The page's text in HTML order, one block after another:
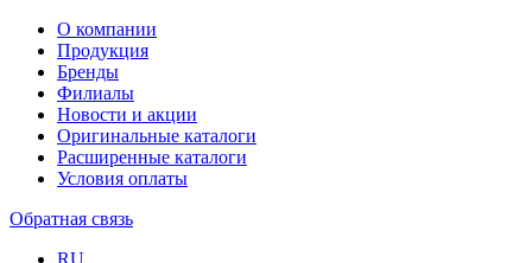
О компании
Продукция
Бренды
Филиалы
Новости и акции
Оригинальные каталоги
Расширенные каталоги
Условия оплаты
Обратная связь
RU